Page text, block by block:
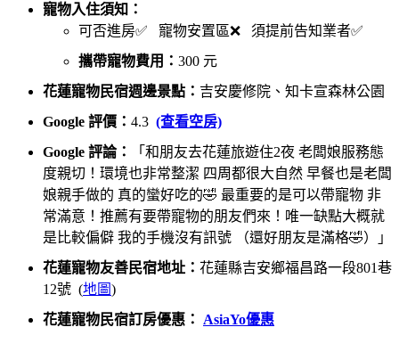
寵物入住須知：
可否進房✅ 寵物安置區❌ 須提前告知業者✅
攜帶寵物費用： 300 元
花蓮寵物民宿週邊景點： 吉安慶修院、知卡宣森林公園
Google 評價： 4.3 (查看空房)
Google 評論：
「和朋友去花蓮旅遊住2夜 老闆娘服務態
度親切！環境也非常整潔 四周都很大自然 早餐也是老闆
娘親手做的 真的蠻好吃的🤣 最重要的是可以帶寵物 非
常滿意！推薦有要帶寵物的朋友們來！唯一缺點大概就
是比較偏僻 我的手機沒有訊號 （還好朋友是滿格🤣）」
花蓮寵物友善民宿地址： 花蓮縣吉安鄉福昌路一段801巷
12號 (地圖)
花蓮寵物民宿訂房優惠：
AsiaYo優惠